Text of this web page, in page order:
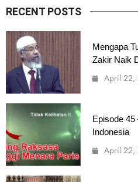
RECENT POSTS
Mengapa
Zakir Naik
April 22,
Episode 45
Indonesia
April 22,